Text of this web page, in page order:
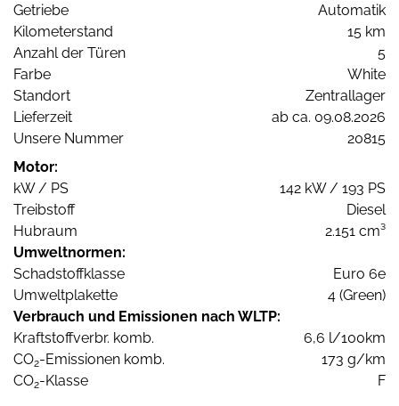
Getriebe
Automatik
Kilometerstand
15 km
Anzahl der Türen
5
Farbe
White
Standort
Zentrallager
Lieferzeit
ab ca. 09.08.2026
Unsere Nummer
20815
Motor:
kW / PS
142 kW / 193 PS
Treibstoff
Diesel
Hubraum
2.151 cm³
Umweltnormen:
Schadstoffklasse
Euro 6e
Umweltplakette
4 (Green)
Verbrauch und Emissionen nach WLTP:
Kraftstoffverbr. komb.
6,6 l/100km
CO2-Emissionen komb.
173 g/km
CO2-Klasse F